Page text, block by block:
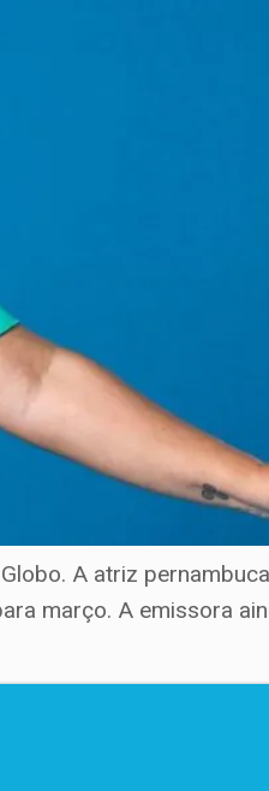
A atriz
março. A emissora